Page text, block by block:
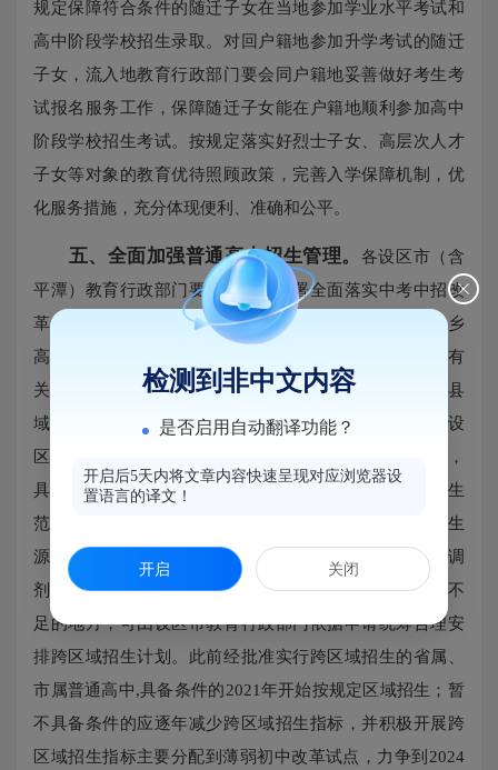
规定保障符合条件的随迁子女在当地参加学业水平考试和
高中阶段学校招生录取。对回户籍地参加升学考试的随迁
子女，流入地教育行政部门要会同户籍地妥善做好考生考
试报名服务工作，保障随迁子女能在户籍地顺利参加高中
阶段学校招生考试。按规定落实好烈士子女、高层次人才
子女等对象的教育优待照顾政策，完善入学保障机制，优
化服务措施，充分体现便利、准确和公平。
五、全面加强普通高中招生管理。 各设区市（含
平潭）教育行政部门要按照省级部署全面落实中考中招改
革，着力构建规范有序和监督有力的招生机制，实现城乡
高中更加公平更高质量发展。根据教育部普通高中招生有
关工作部署，普通高中要按照属地原则确定招生区域，县
域（含不设区的市）公办普通高中应在本县域内招生；设
区市城区的公办普通高中应在所在区或若干城区内招生，
具体由设区市教育行政部门统筹确定。民办普通高中招生
范围应与当地公办普通高中保持一致，实行同步招生；生
源不足的，可由设区市教育行政部门在辖区内适当统筹调
剂安排招生计划。区域内普通高中学位不足或初中生源不
足的地方，可由设区市教育行政部门依据申请统筹合理安
排跨区域招生计划。此前经批准实行跨区域招生的省属、
市属普通高中,具备条件的2021年开始按规定区域招生；暂
不具备条件的应逐年减少跨区域招生指标，并积极开展跨
区域招生指标主要分配到薄弱初中改革试点，力争到2024
检测到非中文内容
是否启用自动翻译功能？
开启后5天内将文章内容快速呈现对应浏览器设
置语言的译文！
开启 关闭